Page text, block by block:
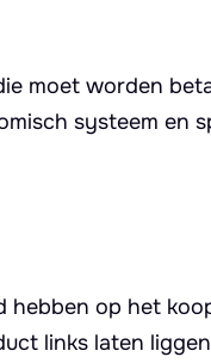
moet worden
systeem en
op het
links laten